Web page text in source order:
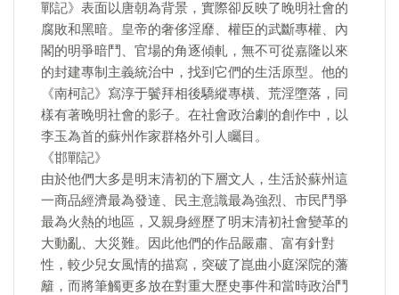
鄲記》表面以唐朝為背景，實際卻反映了晚明社會的
腐敗和黑暗。皇帝的奢侈淫靡、權臣的武斷專權、內
閣的明爭暗鬥、官場的角逐傾軋，無不可從嘉隆以來
的封建專制主義統治中，找到它們的生活原型。他的
《南柯記》寫淳于鬢拜相後驕縱專橫、荒淫墮落，同
樣有著晚明社會的影子。在社會政治劇的創作中，以
李玉為首的蘇州作家群格外引人矚目。
《邯鄲記》
由於他們大多是明末清初的下層文人，生活於蘇州這
一商品經濟最為發達、民主意識最為強烈、市民鬥爭
最為火熱的地區，又親身經歷了明末清初社會變革的
大動亂、大災難。因此他們的作品嚴肅、富有針對
性，較少兒女風情的描寫，突破了崑曲小庭深院的藩
籬，而將筆觸更多放在對重大歷史事件和當時政治鬥